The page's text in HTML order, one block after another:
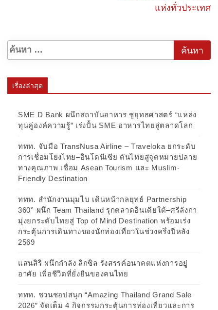
แห่งทั่วประเทศ
เรื่องล่าสุด
SME D Bank ผนึกสถาบันอาหาร ชูยุทธศาสตร์ “แหล่ง
ทุนคู่องค์ความรู้” เร่งปั้น SME อาหารไทยสู่ตลาดโลก
ททท. จับมือ TransNusa Airline – Traveloka ยกระดับ
การเชื่อมโยงไทย–อินโดนีเซีย ดันไทยสู่จุดหมายปลาย
ทางคุณภาพ เชื่อม Asean Tourism และ Muslim-
Friendly Destination
ททท. สำนักงานมุมไบ เดินหน้ากลยุทธ์ Partnership
360° ผนึก Team Thailand รุกตลาดอินเดียใต้–ศรีลังกา
มุ่งยกระดับไทยสู่ Top of Mind Destination พร้อมเร่ง
กระตุ้นการเดินทางของนักท่องเที่ยวในช่วงครึ่งปีหลัง
2569
แสนสิริ ผนึกกำลัง ลิกซิล รังสรรค์อนาคตแห่งการอยู่
อาศัย เพื่อชีวิตที่ยั่งยืนของคนไทย
ททท. ชวนชอปสนุก “Amazing Thailand Grand Sale
2026” จัดเต็ม 4 กิจกรรมกระตุ้นการท่องเที่ยวและการ